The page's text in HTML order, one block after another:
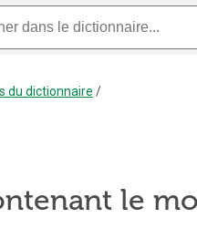
du dictionnaire /
le